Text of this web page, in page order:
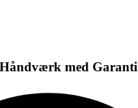
med Garanti